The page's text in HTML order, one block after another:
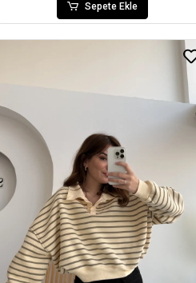
Sepete Ekle